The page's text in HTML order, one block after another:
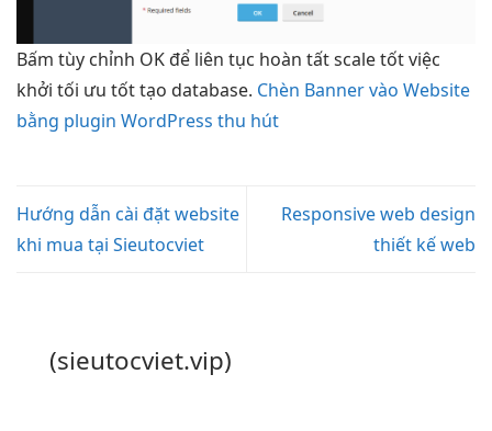
Bấm tùy chỉnh OK để liên tục hoàn tấtscale tốtviệc
khởi tối ưu tốttạo database. Chèn Banner vào Website
bằng plugin WordPress thu hút
Hướng dẫn cài đặt website
khi mua tại Sieutocviet
Responsive web design
thiết kế web
(sieutocviet.vip)